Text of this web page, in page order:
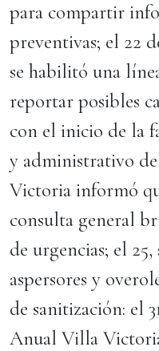
para compartir
preventivas; el 22
se habilitó una
reportar posibles
con el inicio de la
y administrativo
Victoria informó
consulta general
de urgencias; el
aspersores y
de sanitización: el
Anual Villa